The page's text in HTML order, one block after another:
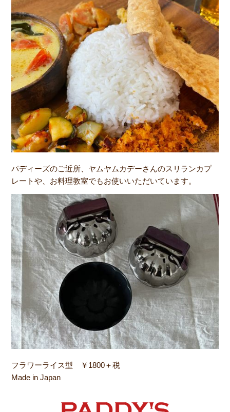
パディーズのご近所、ヤムヤムカデーさんのスリランカプ
レートや、お料理教室でもお使いいただいています。
フラワーライス型 ￥1800＋税
Made in Japan